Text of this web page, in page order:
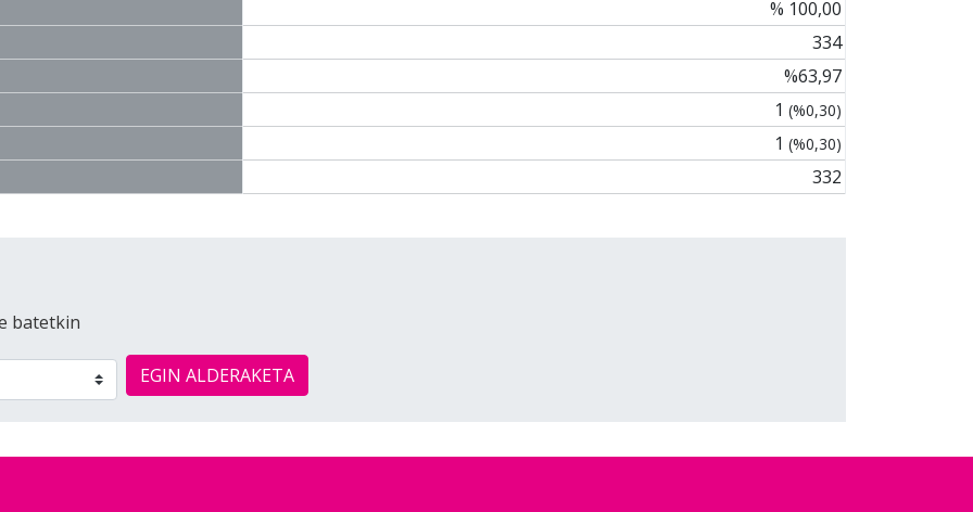
% 100,00
334
%63,97
1 (%0,30)
1 (%0,30)
332
batetkin
EGIN ALDERAKETA